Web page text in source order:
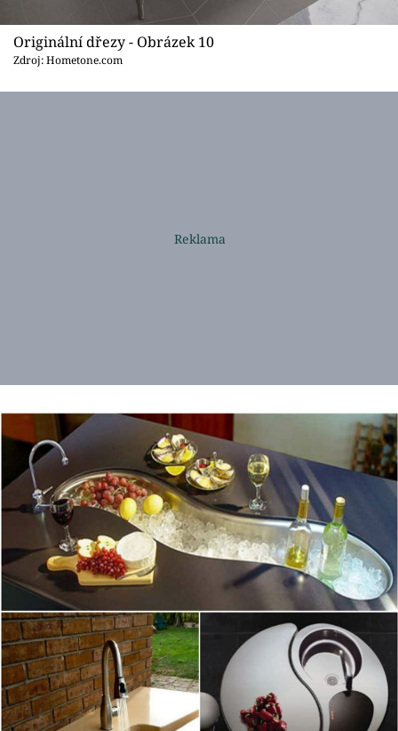
Originální dřezy - Obrázek 10
Zdroj: Hometone.com